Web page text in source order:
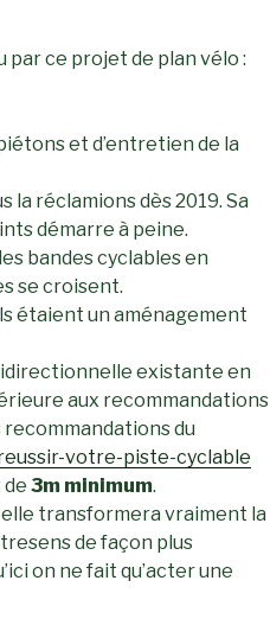
par ce projet de plan vélo :
et d’entretien de la
la réclamions dès 2019. Sa
démarre à peine.
bandes cyclables en
se croisent.
étaient un aménagement
existante en
aux recommandations
recommandations du
votre-piste-cyclable
3m minimum.
elle transformera vraiment la
de façon plus
on ne fait qu’acter une